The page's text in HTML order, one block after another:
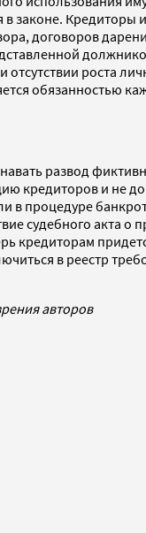
в законе.
договоров
отсутствии роста
обязанностью
развод
кредиторов и не
в процедуре
судебного акта о
кредиторам
в реестр
авторов